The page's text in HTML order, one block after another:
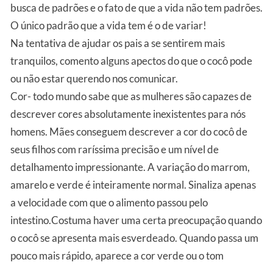
busca de padrões e o fato de que a vida não tem padrões.
O único padrão que a vida tem é o de variar!
Na tentativa de ajudar os pais a se sentirem mais
tranquilos, comento alguns apectos do que o cocô pode
ou não estar querendo nos comunicar.
Cor- todo mundo sabe que as mulheres são capazes de
descrever cores absolutamente inexistentes para nós
homens. Mães conseguem descrever a cor do cocô de
seus filhos com raríssima precisão e um nível de
detalhamento impressionante. A variação do marrom,
amarelo e verde é inteiramente normal. Sinaliza apenas
a velocidade com que o alimento passou pelo
intestino.Costuma haver uma certa preocupação quando
o cocô se apresenta mais esverdeado. Quando passa um
pouco mais rápido, aparece a cor verde ou o tom